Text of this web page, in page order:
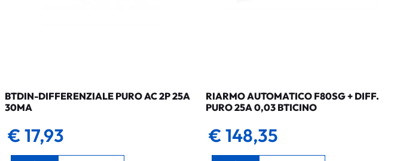
BTDIN-DIFFERENZIALE PURO AC 2P 25A
30MA
€ 17,93
RIARMO AUTOMATICO F80SG + DIFF.
PURO 25A 0,03 BTICINO
€ 148,35